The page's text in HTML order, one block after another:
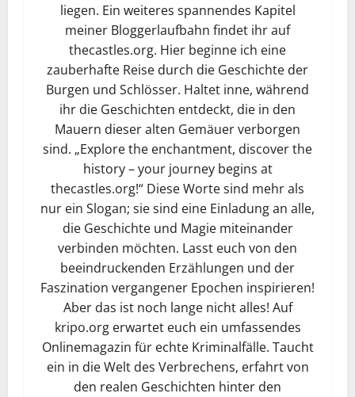
liegen. Ein weiteres spannendes Kapitel
meiner Bloggerlaufbahn findet ihr auf
thecastles.org. Hier beginne ich eine
zauberhafte Reise durch die Geschichte der
Burgen und Schlösser. Haltet inne, während
ihr die Geschichten entdeckt, die in den
Mauern dieser alten Gemäuer verborgen
sind. „Explore the enchantment, discover the
history – your journey begins at
thecastles.org!“ Diese Worte sind mehr als
nur ein Slogan; sie sind eine Einladung an alle,
die Geschichte und Magie miteinander
verbinden möchten. Lasst euch von den
beeindruckenden Erzählungen und der
Faszination vergangener Epochen inspirieren!
Aber das ist noch lange nicht alles! Auf
kripo.org erwartet euch ein umfassendes
Onlinemagazin für echte Kriminalfälle. Taucht
ein in die Welt des Verbrechens, erfahrt von
den realen Geschichten hinter den